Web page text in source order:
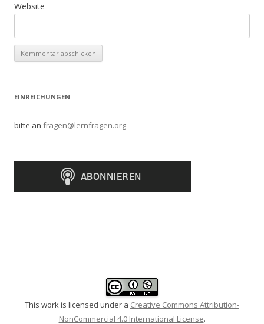
Website
EINREICHUNGEN
bitte an fragen@lernfragen.org
This work is licensed under a Creative Commons Attribution-
NonCommercial 4.0 International License.